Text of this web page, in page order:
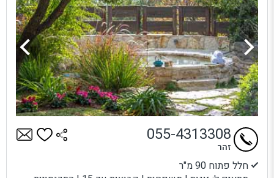
חלל פתוח 90 מ"ר
055-4313308
זהר